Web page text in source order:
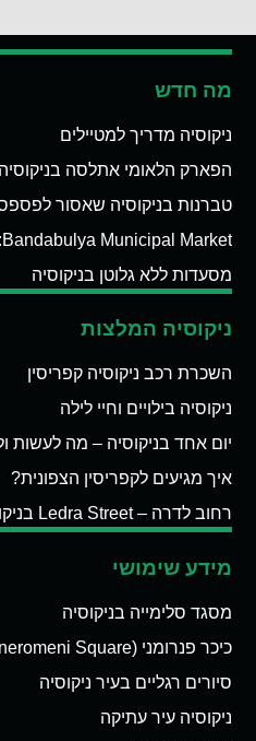
מה חדש
ניקוסיה מדריך למטיילים
הפארק הלאומי אתלסה בניקוסיה
טברנות בניקוסיה שאסור
Bandabulya Municipal Market: שוק בניקוסיה
מסעדות ללא גלוטן בניקוסיה
ניקוסיה המלצות
השכרת רכב ניקוסיה קפריסין
ניקוסיה בילויים וחיי לילה
יום אחד בניקוסיה – מה לעשות
איך מגיעים לקפריסין הצפונית?
רחוב לדרה – Ledra Street בניקוסיה
מידע שימושי
מסגד סלימייה בניקוסיה
כיכר פנרומני (Faneromeni Square) בניקוסיה
סיורים רגליים בעיר ניקוסיה
ניקוסיה עיר עתיקה